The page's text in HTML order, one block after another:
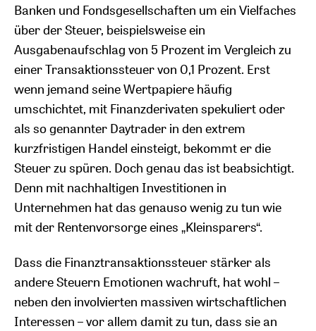
Banken und Fondsgesellschaften um ein Vielfaches
über der Steuer, beispielsweise ein
Ausgabenaufschlag von 5 Prozent im Vergleich zu
einer Transaktionssteuer von 0,1 Prozent. Erst
wenn jemand seine Wertpapiere häufig
umschichtet, mit Finanzderivaten spekuliert oder
als so genannter Daytrader in den extrem
kurzfristigen Handel einsteigt, bekommt er die
Steuer zu spüren. Doch genau das ist beabsichtigt.
Denn mit nachhaltigen Investitionen in
Unternehmen hat das genauso wenig zu tun wie
mit der Rentenvorsorge eines „Kleinsparers“.
Dass die Finanztransaktionssteuer stärker als
andere Steuern Emotionen wachruft, hat wohl –
neben den involvierten massiven wirtschaftlichen
Interessen – vor allem damit zu tun, dass sie an